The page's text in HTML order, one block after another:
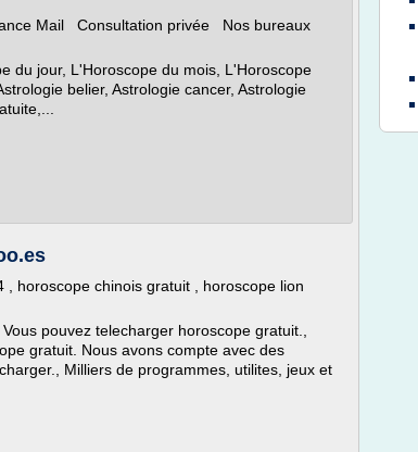
Mail Consultation privée Nos bureaux
du jour, L'Horoscope du mois, L'Horoscope
belier, Astrologie cancer, Astrologie
horoscope chinois gratuit , horoscope lion
pouvez telecharger horoscope gratuit.,
gratuit. Nous avons compte avec des
Milliers de programmes, utilites, jeux et